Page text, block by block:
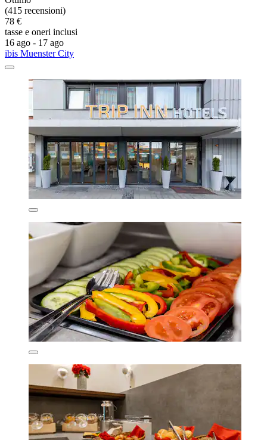
(415 recensioni)
78 €
tasse e oneri inclusi
16 ago - 17 ago
ibis Muenster City